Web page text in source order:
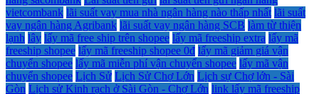
vietcombank lãi suất vay mua nhà ngân hàng nào thấp nhất lãi suất
vay ngân hàng Agribank lãi suất vay ngân hàng SCB làm từ thiện
lạnh lây lấy mã free ship trên shopee lấy mã freeship extra lấy mã
freeship shopee lấy mã freeship shopee 0đ lấy mã giảm giá vận
chuyển shopee lấy mã miễn phí vận chuyển shopee lấy mã vận
chuyển shopee Lịch Sử Lịch Sử Chợ Lớn Lịch sự Chợ lớn - Sài
Gòn Lịch sử Kinh rạch ở Sài Gòn - Chợ Lớn link lấy mã freeship